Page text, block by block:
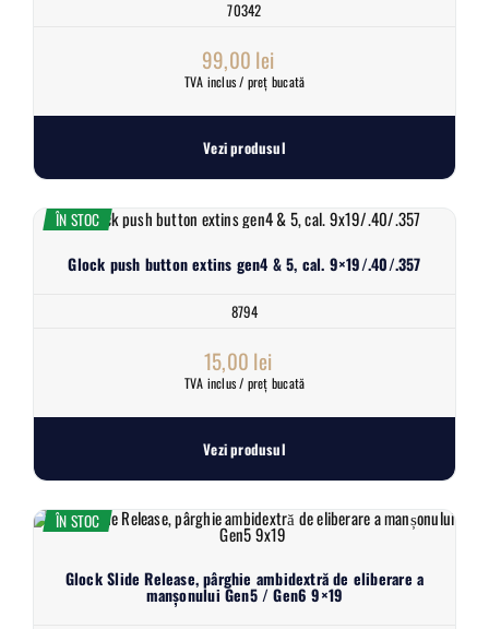
70342
99,00 lei
TVA inclus / preț bucată
Vezi produsul
Glock push button extins gen4 & 5, cal. 9×19/.40/.357
8794
15,00 lei
ÎN STOC
TVA inclus / preț bucată
Vezi produsul
Glock Slide Release, pârghie ambidextră de eliberare a
manșonului Gen5 / Gen6 9×19
ÎN STOC